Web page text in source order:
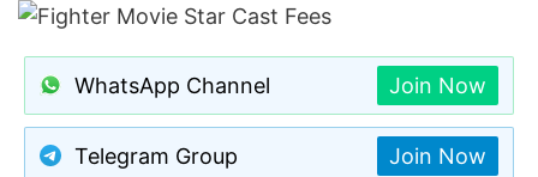
WhatsApp Channel Join Now
Telegram Group Join Now